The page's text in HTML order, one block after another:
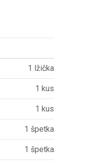
1 lžička
1 kus
1 kus
1 špetka
1 špetka